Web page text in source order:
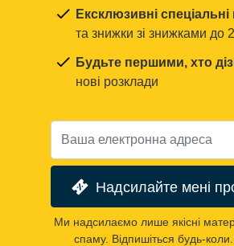
Ексклюзивні спеціальні
та знижки зі знижками до
Будьте першими, хто
нові розклади
Надсилайте мені
Ми надсилаємо лише якісні
спаму. Відпишіться будь-коли.